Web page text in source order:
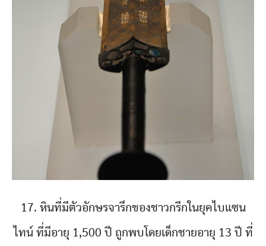
17. หินที่มีตัวอักษรจารึกของชาวกรีกในยุคไบแซน
ไทน์ ที่มีอายุ 1,500 ปี ถูกพบโดยเด็กชายอายุ 13 ปี ที่